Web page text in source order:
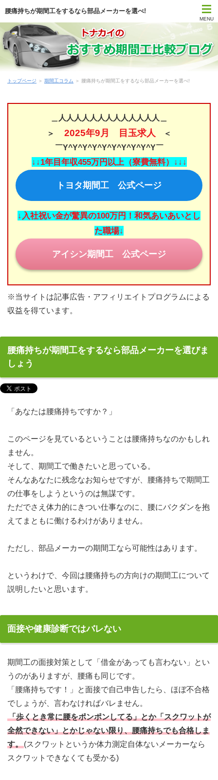
腰痛持ちが期間工をするなら部品メーカーを選べ!
MENU
トップページ
期間工比較ランキング
はじめて期間工に応募する方
時間・期間で選ぶ期間工
勤務地で選ぶ期間工
期間工Q＆A
期間工コラム
期間工の休日
みなさまの期間工体験談
お問い合わせ
トップページ ＞ 期間工コラム ＞ 腰痛持ちが期間工をするなら部品メーカーを選べ!
＿人人人人人人人人人人人人人＿
＞ 2025年9月 目玉求人
＜
￣Y^Y^Y^Y^Y^Y^Y^Y^Y^Y￣
↓↓1年目年収455万円以上（寮費無料）↓↓↓
トヨタ期間工 公式ページ
↓入社祝い金が驚異の100万円！和気あいあいとし
た職場↓
アイシン期間工 公式ページ
※当サイトは記事広告・アフィリエイトプログラムによる
収益を得ています。
腰痛持ちが期間工をするなら部品メーカーを選びま
しょう
「あなたは腰痛持ちですか？」
このページを見ているということは腰痛持ちなのかもしれ
ません。
そして、期間工で働きたいと思っている。
そんなあなたに残念なお知らせですが、腰痛持ちで期間工
の仕事をしようというのは無謀です。
ただでさえ体力的にきつい仕事なのに、腰にバクダンを抱
えてまともに働けるわけがありません。
ただし、部品メーカーの期間工なら可能性はあります。
というわけで、今回は腰痛持ちの方向けの期間工について
説明したいと思います。
面接や健康診断ではバレない
期間工の面接対策として「借金があっても言わない」とい
うのがありますが、腰痛も同じです。
「腰痛持ちです！」と面接で自己申告したら、ほぼ不合格
でしょうが、言わなければバレません。
「歩くとき常に腰をポンポンしてる」とか「スクワットが
全然できない」とかじゃない限り、腰痛持ちでも合格しま
す。(スクワットというか体力測定自体ないメーカーなら
スクワットできなくても受かる)